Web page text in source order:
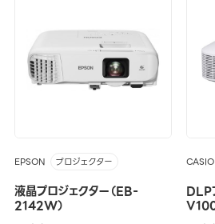
EPSON プロジェクター
液晶プロジェクター（EB-
2142W）
CASIO
DLP